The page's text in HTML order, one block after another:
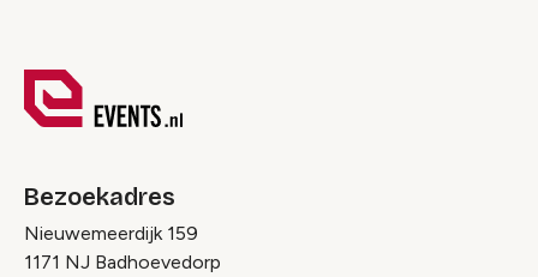
Bezoekadres
Nieuwemeerdijk 159
1171 NJ Badhoevedorp